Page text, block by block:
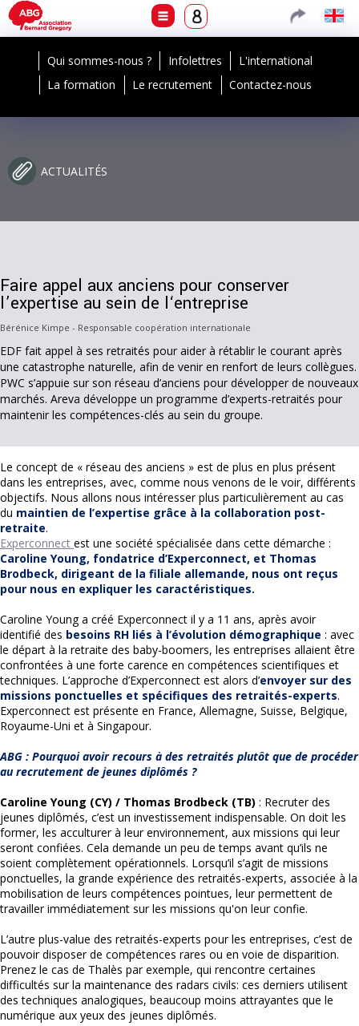
Qui sommes-nous ? Infolettres
L'international
La formation
Le recrutement Contactez-nous
ACTUALITÉS
Faire appel aux anciens pour conserver
l’expertise au sein de l‘entreprise
Bérénice Kimpe - Responsable coopération internationale
EDF fait appel à ses retraités pour aider à rétablir le courant après
une catastrophe naturelle, afin de venir en renfort de leurs collègues.
PWC s’appuie sur son réseau d’anciens pour développer de nouveaux
marchés. Areva développe un programme d’experts-retraités pour
maintenir les compétences-clés au sein du groupe.
Le concept de « réseau des anciens » est de plus en plus présent
dans les entreprises, avec, comme nous venons de le voir, différents
objectifs. Nous allons nous intéresser plus particulièrement au cas
du maintien de l’expertise grâce à la collaboration post-
retraite.
Experconnect est une société spécialisée dans cette démarche :
Caroline Young, fondatrice d’Experconnect, et Thomas
Brodbeck, dirigeant de la filiale allemande, nous ont reçus
pour nous en expliquer les caractéristiques.
Caroline Young a créé Experconnect il y a 11 ans, après avoir
identifié des besoins RH liés à l’évolution démographique : avec
le départ à la retraite des baby-boomers, les entreprises allaient être
confrontées à une forte carence en compétences scientifiques et
techniques. L’approche d’Experconnect est alors d’envoyer sur des
missions ponctuelles et spécifiques des retraités-experts.
Experconnect est présente en France, Allemagne, Suisse, Belgique,
Royaume-Uni et à Singapour.
ABG : Pourquoi avoir recours à des retraités plutôt que de procéder
au recrutement de jeunes diplômés ?
Caroline Young (CY) / Thomas Brodbeck (TB) : Recruter des
jeunes diplômés, c’est un investissement indispensable. On doit les
former, les acculturer à leur environnement, aux missions qui leur
seront confiées. Cela demande un peu de temps avant qu’ils ne
soient complètement opérationnels. Lorsqu’il s’agit de missions
ponctuelles, la grande expérience des retraités-experts, associée à la
mobilisation de leurs compétences pointues, leur permettent de
travailler immédiatement sur les missions qu'on leur confie.
L’autre plus-value des retraités-experts pour les entreprises, c’est de
pouvoir disposer de compétences rares ou en voie de disparition.
Prenez le cas de Thalès par exemple, qui rencontre certaines
difficultés sur la maintenance des radars civils: ces derniers utilisent
des techniques analogiques, beaucoup moins attrayantes que le
numérique aux yeux des jeunes diplômés.